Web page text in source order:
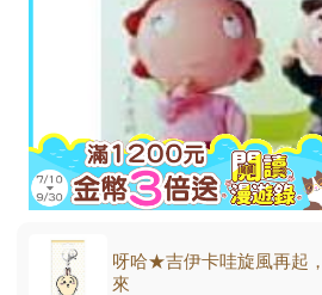
呀哈★吉伊卡哇旋風再起
來